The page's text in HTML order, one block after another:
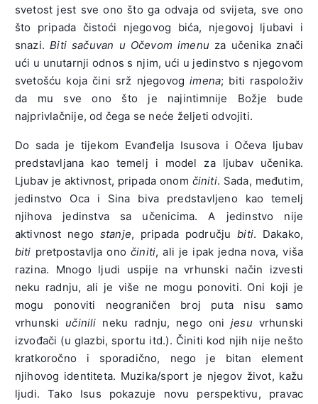
svetost jest sve ono što ga odvaja od svijeta, sve ono
što pripada čistoći njegovog bića, njegovoj ljubavi i
snazi.Biti sačuvan u Očevom imenu za učenika znači
ući u unutarnji odnos s njim, ući u jedinstvo s njegovom
svetošću koja čini srž njegovogimena; biti raspoloživ
da mu sve ono što je najintimnije Božje bude
najprivlačnije, od čega se neće željeti odvojiti.
Do sada je tijekom Evanđelja Isusova i Očeva ljubav
predstavljana kao temelj i model za ljubav učenika.
Ljubav je aktivnost, pripada onom činiti. Sada, međutim,
jedinstvo Oca i Sina biva predstavljeno kao temelj
njihova jedinstva sa učenicima. A jedinstvo nije
aktivnost nego stanje, pripada područjubiti. Dakako,
biti pretpostavlja ono činiti, ali je ipak jedna nova, viša
razina. Mnogo ljudi uspije na vrhunski način izvesti
neku radnju, ali je više ne mogu ponoviti. Oni koji je
mogu ponoviti neograničen broj puta nisu samo
vrhunski učinili neku radnju, nego oni jesuvrhunski
izvođači (u glazbi, sportu itd.). Činiti kod njih nije nešto
kratkoročno i sporadično, nego je bitan element
njihovog identiteta. Muzika/sport je njegov život, kažu
ljudi. Tako Isus pokazuje novu perspektivu, pravac